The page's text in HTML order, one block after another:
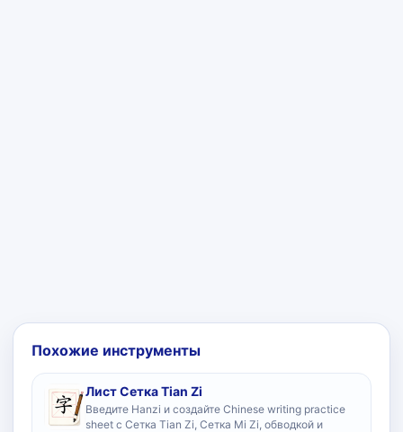
Похожие инструменты
Лист Сетка Tian Zi
Введите Hanzi и создайте Chinese writing practice
sheet с Сетка Tian Zi, Сетка Mi Zi, обводкой и